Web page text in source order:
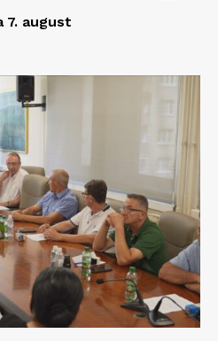
7. august